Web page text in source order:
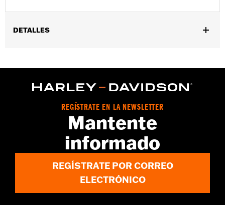
DETALLES
Características funcionales:Resistente a la abrasiÃ³n,
GARANTÍA:Garantía limitada de 3 años – Visitawww.h-
para más detalles
Polyester
Origen:Importado
REGÍSTRATE EN LA NEWSLETTER
Mantente
informado
REGÍSTRATE POR CORREO
ELECTRÓNICO